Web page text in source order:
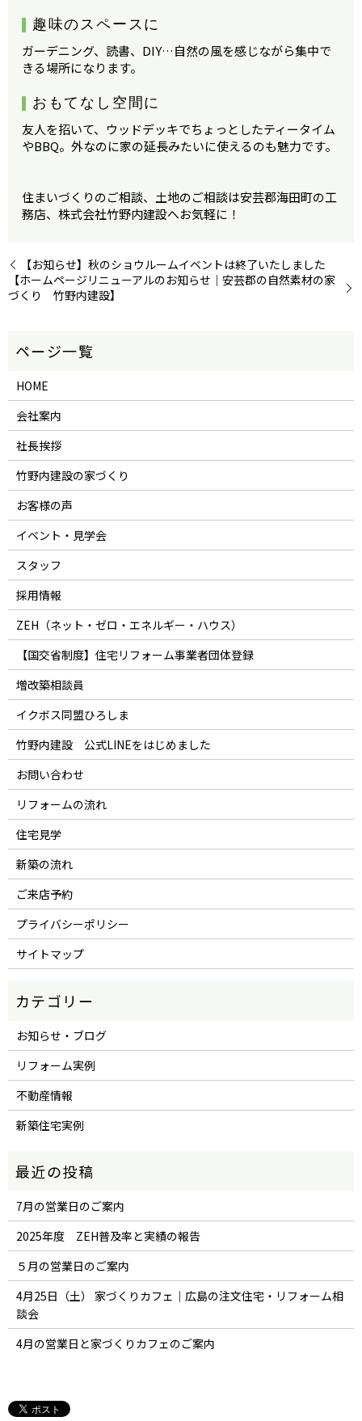
趣味のスペースに
ガーデニング、読書、DIY…自然の風を感じながら集中で
きる場所になります。
おもてなし空間に
友人を招いて、ウッドデッキでちょっとしたティータイム
やBBQ。外なのに家の延長みたいに使えるのも魅力です。
住まいづくりのご相談、土地のご相談は安芸郡海田町の工
務店、株式会社竹野内建設へお気軽に！
【お知らせ】秋のショウルームイベントは終了いたしました
【ホームページリニューアルのお知らせ｜安芸郡の自然素材の家
づくり 竹野内建設】
HOME
会社案内
社長挨拶
竹野内建設の家づくり
お客様の声
イベント・見学会
スタッフ
採用情報
ZEH（ネット・ゼロ・エネルギー・ハウス）
【国交省制度】住宅リフォーム事業者団体登録
増改築相談員
イクボス同盟ひろしま
竹野内建設 公式LINEをはじめました
お問い合わせ
リフォームの流れ
住宅見学
新築の流れ
ご来店予約
プライバシーポリシー
サイトマップ
お知らせ・ブログ
リフォーム実例
不動産情報
新築住宅実例
7月の営業日のご案内
2025年度 ZEH普及率と実績の報告
５月の営業日のご案内
4月25日（土） 家づくりカフェ｜広島の注文住宅・リフォーム相
談会
4月の営業日と家づくりカフェのご案内